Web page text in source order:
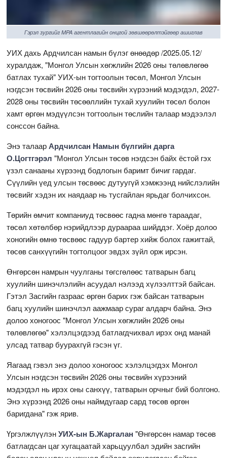
Гэрэл зургийг MPA агентлагийн онцгой зөвшөөрөлтэйгөөр ашиглав
УИХ дахь Ардчилсан намын бүлэг өнөөдөр /2025.05.12/
хуралдаж, "Монгол Улсын хөгжлийн 2026 оны төлөвлөгөө
батлах тухай" УИХ-ын тогтоолын төсөл, Монгол Улсын
нэгдсэн төсвийн 2026 оны төсвийн хүрээний мэдэгдэл, 2027-
2028 оны төсвийн төсөөллийн тухай хуулийн төсөл болон
хамт өргөн мэдүүлсэн тогтоолын төслийн талаар мэдээлэл
сонссон байна.
Энэ талаарАрдчилсан Намын бүлгийн дарга
О.Цогтгэрэл"Монгол Улсын төсөв нэгдсэн байх ёстой гэх
үзэл санааны хүрээнд бодлогын баримт бичиг гардаг.
Сүүлийн үед улсын төсвөөс дутуугүй хэмжээнд нийслэлийн
төсвийг хэдэн их наядаар нь тусгайлан ярьдаг болчихсон.
Төрийн өмчит компаниуд төсвөөс гадна мөнгө тараадаг,
төсөл хөтөлбөр нэрийдлээр дураараа шийддэг. Хоёр долоо
хоногийн өмнө төсвөөс гадуур бартер хийж болох гажигтай,
төсөв санхүүгийн тогтолцоог эвдэх зүйл орж ирсэн.
Өнгөрсөн намрын чуулганы төгсгөлөөс татварын багц
хуулийн шинэчлэлийн асуудал нэлээд хүлээлттэй байсан.
Гэтэл Засгийн газраас өргөн барих гэж байсан татварын
багц хуулийн шинэчлэл аажмаар сураг алдарч байна. Энэ
долоо хоногоос "Монгол Улсын хөгжлийн 2026 оны
төлөвлөгөө" хэлэлцэгдээд батлагдчихвал ирэх онд манай
улсад татвар буурахгүй гэсэн үг.
Яагаад гэвэл энэ долоо хоногоос хэлэлцэгдэх Монгол
Улсын нэгдсэн төсвийн 2026 оны төсвийн хүрээний
мэдэгдэл нь ирэх оны санхүү, татварын орчныг бий болгоно.
Энэ хүрээнд 2026 оны наймдугаар сард төсөв өргөн
баригдана" гэж ярив.
ҮргэлжлүүлэнУИХ-ын Б.Жаргалан"Өнгөрсөн намар төсөв
батлагдсан цаг хугацаатай харьцуулбал эдийн засгийн